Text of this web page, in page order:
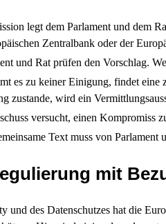
legt dem Parlament und dem
Zentralbank oder der
und Rat prüfen den Vorschlag.
es zu keiner Einigung, findet eine
zustande, wird ein
versucht, einen Kompromiss
Text muss von Parlament
mit
und des Datenschutzes hat die